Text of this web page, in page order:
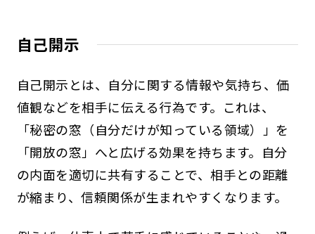
自己開示
自己開示とは、自分に関する情報や気持ち、価
値観などを相手に伝える行為です。これは、
「秘密の窓（自分だけが知っている領域）」を
「開放の窓」へと広げる効果を持ちます。自分
の内面を適切に共有することで、相手との距離
が縮まり、信頼関係が生まれやすくなります。